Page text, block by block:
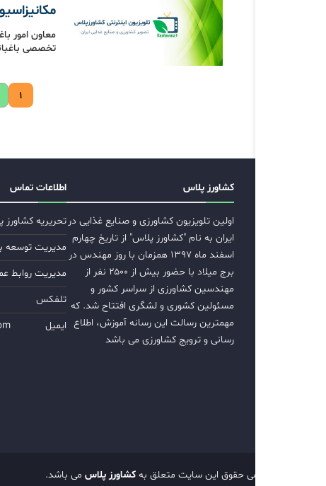
معاون امور
تخصصی
۱
کشاورز پلاس
اولین تلویزیون کشاورزی و صنایع غذایی در
ایران به نام "کشاورز پلاس" از تاریخ چهارم
اسفند ماه ۱۳۹۷ همزمان با روز مهندس در
برج میلاد با حضور بیش از ۲۵۰۰ نفر از
مهندسین کشاورزی از سراسر کشور و
مسئولین کشوری و لشگری افتتاح شد. که
مهمترین رسالت این رسانه آموزش، اطلاع
رسانی و ترویج کشاورزی می باشد
اطلاعات تماس
تحریریه کشاورز
مدیریت توسعه
مدیریت روابط
تلفکس
ایمیل
تمامی حقوق این سایت متعلق به کشاورز پلاس می باشد.